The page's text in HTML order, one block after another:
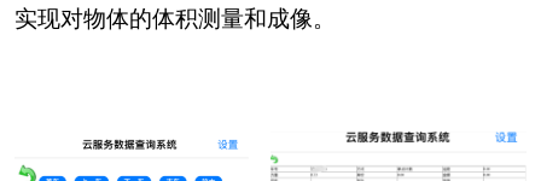
实现对物体的体积测量和成像。